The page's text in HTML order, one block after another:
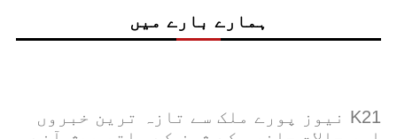
ہمارے بارے میں
K21 نیوز پورے ملک سے تازہ ترین خبروں